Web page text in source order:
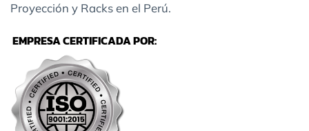
Proyección y Racks en el Perú.
EMPRESA CERTIFICADA POR: